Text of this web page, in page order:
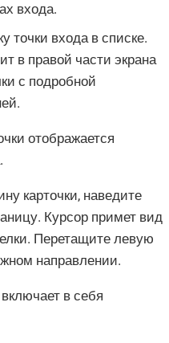
входа.
точки входа в списке.
в правой части экрана
с подробной
отображается
карточки, наведите
Курсор примет вид
Перетащите левую
направлении.
в себя